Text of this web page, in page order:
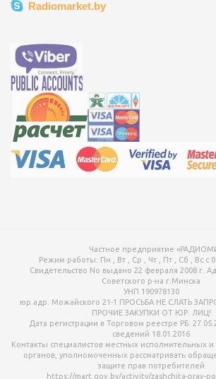
ходьбы
и
пояса
Radiomarket.by
Частное предприятие
Режим работы: Пн , Вт , Ср , Чт , Пт , Сб , Вс c
Свидетельство No выдано 22 февраля 2008 г.
Советского р-на г.Минска
УНП 190978130
юр.адр. Можайского 21-1 ПРОСЬБА НЕ СЛАТЬ
ПРОЧИЕ ЗАКУПКИ ОТ ЮР. ЛИЦ!
Дата регистрации в Торговом реестре РБ:
сведений 18.01.2016
Контакты специалистов местных исполнительных
органов, уполномоченных рассматривать
защите прав потребителей
https://mart.gov.by/activity/zashchita-prav-